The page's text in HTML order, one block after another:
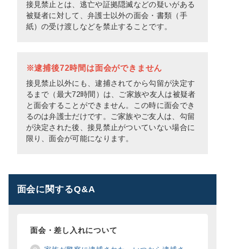
接見禁止とは、逃亡や証拠隠滅などの疑いがある
被疑者に対して、弁護士以外の面会・書類（手
紙）の受け渡しなどを禁止することです。
※逮捕後72時間は面会ができません
接見禁止以外にも、逮捕されてから勾留が決定す
るまで（最大72時間）は、ご家族や友人は被疑者
と面会することができません。この時に面会でき
るのは弁護士だけです。ご家族やご友人は、勾留
が決定された後、接見禁止がついていない場合に
限り、面会が可能になります。
面会に関するQ&A
面会・差し入れについて